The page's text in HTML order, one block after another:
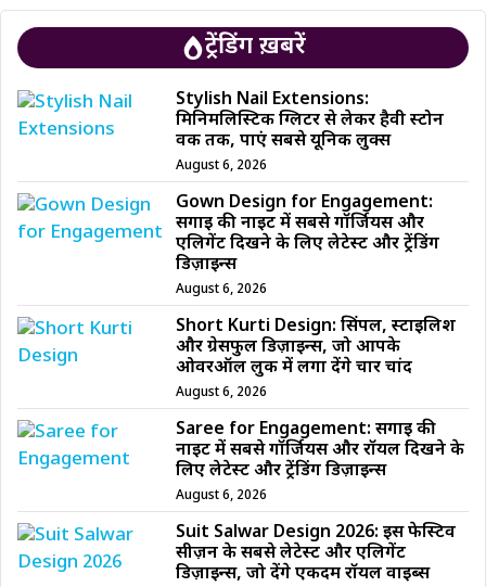
ट्रेंडिंग ख़बरें
Stylish Nail Extensions:
मिनिमलिस्टिक ग्लिटर से लेकर हैवी स्टोन
वर्क तक, पाएं सबसे यूनिक लुक्स
August 6, 2026
Gown Design for Engagement:
सगाई की नाइट में सबसे गॉर्जियस और
एलिगेंट दिखने के लिए लेटेस्ट और ट्रेंडिंग
डिज़ाइन्स
August 6, 2026
Short Kurti Design: सिंपल, स्टाइलिश
और ग्रेसफुल डिज़ाइन्स, जो आपके
ओवरऑल लुक में लगा देंगे चार चांद
August 6, 2026
Saree for Engagement: सगाई की
नाइट में सबसे गॉर्जियस और रॉयल दिखने के
लिए लेटेस्ट और ट्रेंडिंग डिज़ाइन्स
August 6, 2026
Suit Salwar Design 2026: इस फेस्टिव
सीज़न के सबसे लेटेस्ट और एलिगेंट
डिज़ाइन्स, जो देंगे एकदम रॉयल वाइब्स